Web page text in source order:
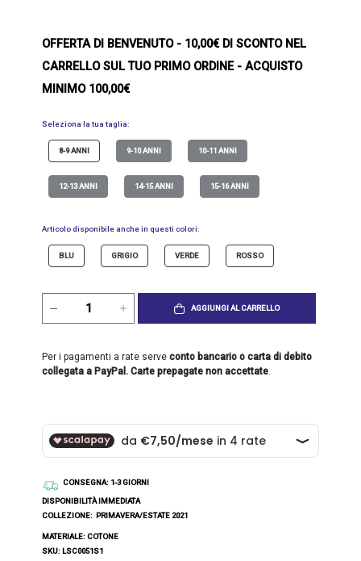
OFFERTA DI BENVENUTO- 10,00€ DI SCONTO NEL
CARRELLO SUL TUO PRIMO ORDINE - ACQUISTO
MINIMO 100,00€
Seleziona la tua taglia:
8-9 ANNI 9-10 ANNI 10-11 ANNI
12-13 ANNI 14-15 ANNI 15-16 ANNI
Articolo disponibile anche in questi colori:
BLU GRIGIO VERDE ROSSO
AGGIUNGI AL CARRELLO
Per i pagamenti a rate serveconto bancario o carta di debito
collegata a PayPal. Carte prepagate non accettate.
CONSEGNA: 1-3 GIORNI
DISPONIBILITÀ IMMEDIATA
COLLEZIONE: PRIMAVERA/ESTATE 2021
MATERIALE: COTONE
SKU: LSC0051S1